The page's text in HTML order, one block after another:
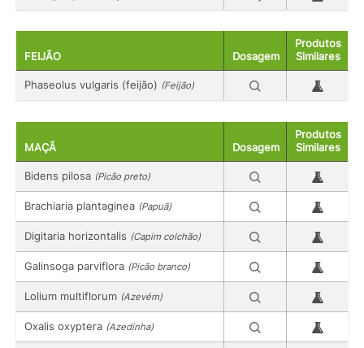
FEIJÃO Dosagem
Produtos
Similares
Phaseolus vulgaris (feijão) (Feijão)
MAÇÃ Dosagem
Produtos
Similares
Bidens pilosa (Picão preto)
Brachiaria plantaginea (Papuã)
Digitaria horizontalis (Capim colchão)
Galinsoga parviflora (Picão branco)
Lolium multiflorum (Azevém)
Oxalis oxyptera (Azedinha)